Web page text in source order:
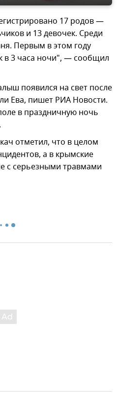
17 родов —
и 13 девочек. Среди
Первым в этом году
в 3 часа ночи", — сообщил
появился на свет после
Ева, пишет РИА Новости.
в праздничную ночь
отметил, что в целом
а в крымские
с серьезными травмами